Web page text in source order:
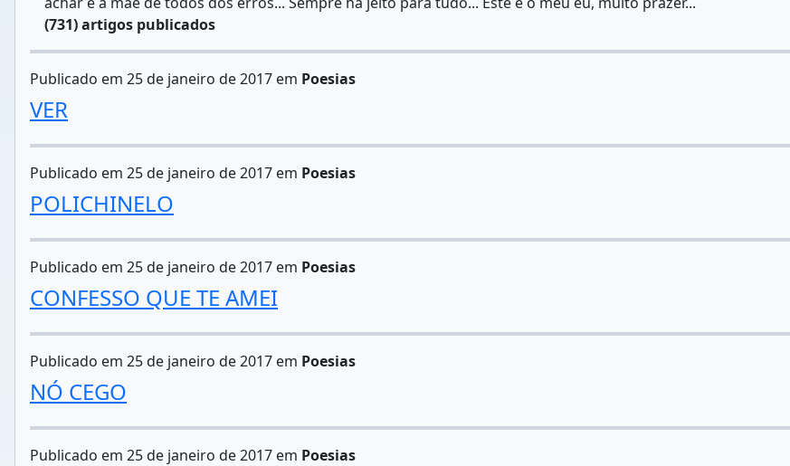
(731) artigos publicados
Publicado em 25 de janeiro de 2017 em Poesias
VER
Publicado em 25 de janeiro de 2017 em Poesias
POLICHINELO
Publicado em 25 de janeiro de 2017 em Poesias
CONFESSO QUE TE AMEI
Publicado em 25 de janeiro de 2017 em Poesias
NÓ CEGO
Publicado em 25 de janeiro de 2017 em Poesias